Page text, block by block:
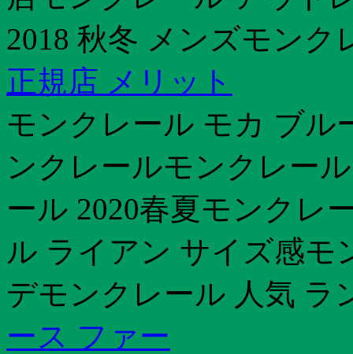
2018 秋冬 メンズモンク
正規店 メリット
モンクレール モカ ブル
ンクレールモンクレー
ール 2020春夏モンクレ
ル ライアン サイズ感モ
デモンクレール 人気 ラ
ース ファー